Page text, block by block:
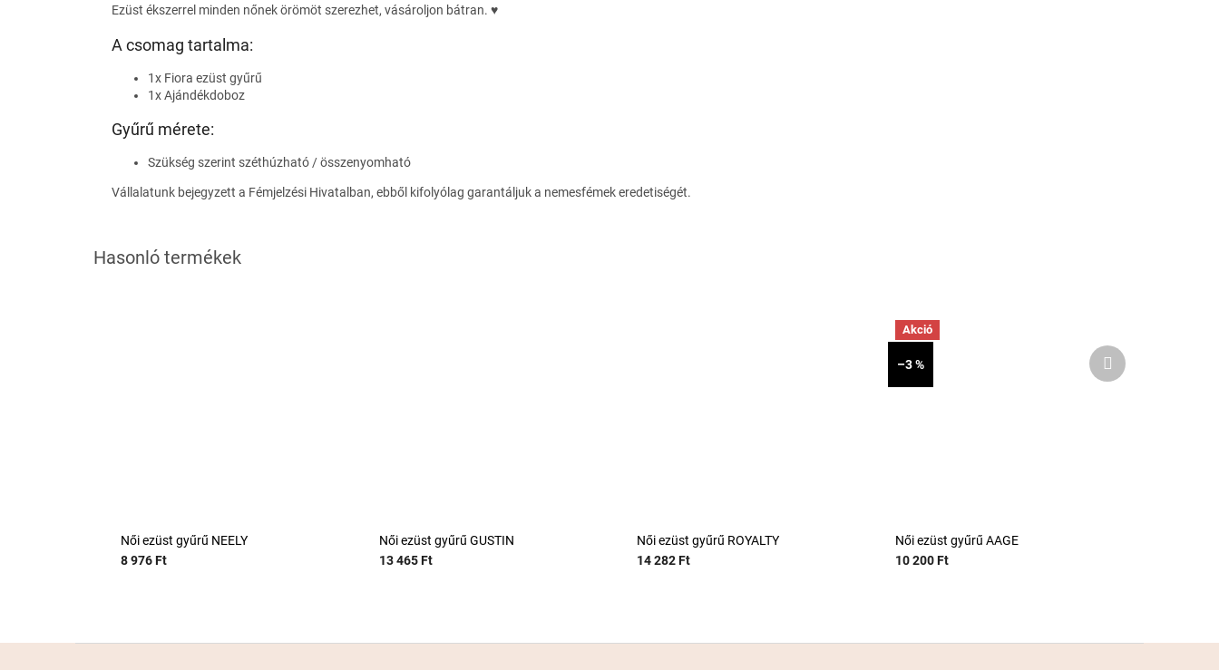
Ezüst ékszerrel minden nőnek örömöt szerezhet, vásároljon bátran. ♥
A csomag tartalma:
1x Fiora ezüst gyűrű
1xAjándékdoboz
Gyűrű mérete:
Szükség szerint széthúzható / összenyomható
Vállalatunk bejegyzett a Fémjelzési Hivatalban, ebből kifolyólag garantáljuk a nemesfémek eredetiségét.
Női ezüst gyűrű NEELY
8 976 Ft
Női ezüst gyűrű GUSTIN
13 465 Ft
Női ezüst gyűrű ROYALTY
14 282 Ft
Akció
–3 %
Női ezüst gyűrű AAGE
10 200 Ft
Következő
termék